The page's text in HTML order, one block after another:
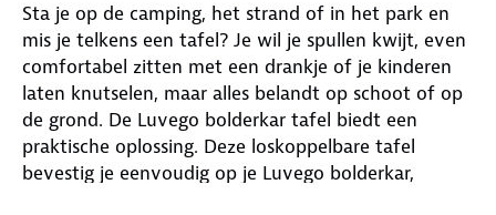
Sta je op de camping, het strand of in het park en
mis je telkens een tafel? Je wil je spullen kwijt, even
comfortabel zitten met een drankje of je kinderen
laten knutselen, maar alles belandt op schoot of op
de grond. De Luvego bolderkar tafel biedt een
praktische oplossing. Deze loskoppelbare tafel
bevestig je eenvoudig op je Luvego bolderkar,